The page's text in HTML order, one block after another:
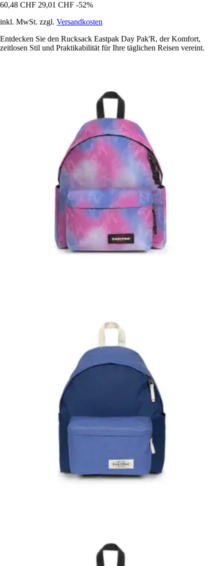
60,48 CHF 29,01 CHF -52%
inkl. MwSt. zzgl. Versandkosten
Entdecken Sie den Rucksack Eastpak Day Pak'R, der Komfort,
zeitlosen Stil und Praktikabilität für Ihre täglichen Reisen vereint.